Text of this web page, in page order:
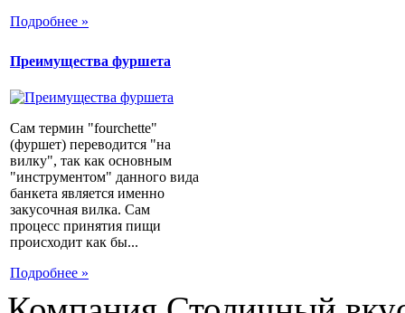
Подробнее »
Преимущества фуршета
Сам термин "fourchette"
(фуршет) переводится "на
вилку", так как основным
"инструментом" данного вида
банкета является именно
закусочная вилка. Сам
процесс принятия пищи
происходит как бы...
Подробнее »